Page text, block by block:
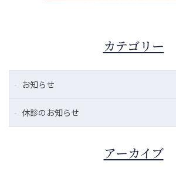
カテゴリー
お知らせ
休診のお知らせ
アーカイブ